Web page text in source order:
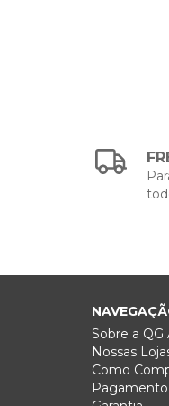
Sobre a QG
Nossas
Como